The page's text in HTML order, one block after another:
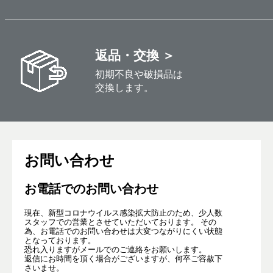
返品・交換 ＞
初期不良や破損品は
交換します。
お問い合わせ
お電話でのお問い合わせ
現在、新型コロナウイルス感染拡大防止のため、少人数
スタッフでの営業とさせていただいております。 その
為、お電話でのお問い合わせは大変つながりにくい状態
となっております。
恐れ入りますがメールでのご連絡をお願いします。
返信にお時間を頂く場合がございますが、何卒ご容赦下
さいませ。